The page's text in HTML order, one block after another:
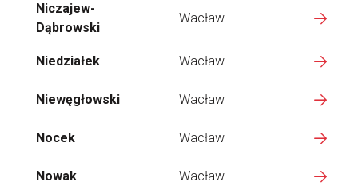
Niczajew-
Dąbrowski
Wacław
Niedziałek Wacław
Niewęgłowski Wacław
Nocek Wacław
Nowak Wacław